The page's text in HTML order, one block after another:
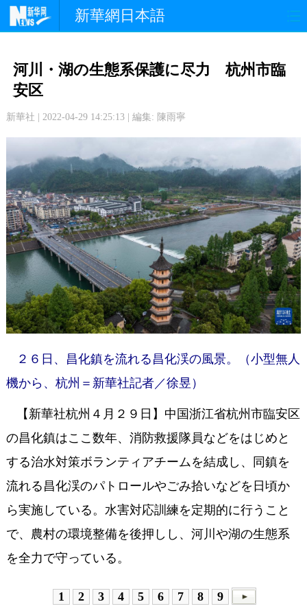
新華網日本語
文 化
中日交流 国 際
写 真
河川・湖の生態系保護に尽力 杭州市臨
安区
新華社 | 2022-04-29 14:25:13 | 編集: 陳雨寧
２６日、昌化鎮を流れる昌化渓の風景。（小型無人
機から、杭州＝新華社記者／徐昱）
【新華社杭州４月２９日】中国浙江省杭州市臨安区
の昌化鎮はここ数年、消防救援隊員などをはじめと
する治水対策ボランティアチームを結成し、同鎮を
流れる昌化渓のパトロールやごみ拾いなどを日頃か
ら実施している。水害対応訓練を定期的に行うこと
で、農村の環境整備を後押しし、河川や湖の生態系
を全力で守っている。
1 2 3 4 5 6 7 8 9